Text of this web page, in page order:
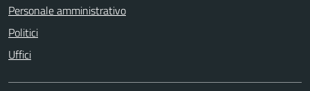
Personale amministrativo
Politici
Uffici